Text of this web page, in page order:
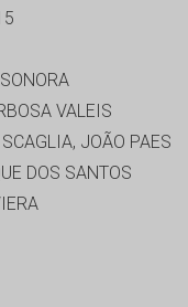
VALEIS
JOÃO PAES
DOS SANTOS